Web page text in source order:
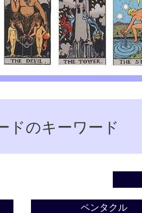
ドのキーワード
ペンタクル